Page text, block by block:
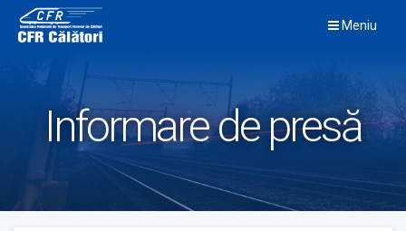
content
Meniu
Informare de presă